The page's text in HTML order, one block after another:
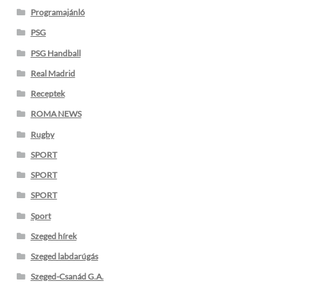
Programajánló
PSG
PSG Handball
Real Madrid
Receptek
ROMA NEWS
Rugby
SPORT
SPORT
SPORT
Sport
Szeged hírek
Szeged labdarúgás
Szeged-Csanád G.A.